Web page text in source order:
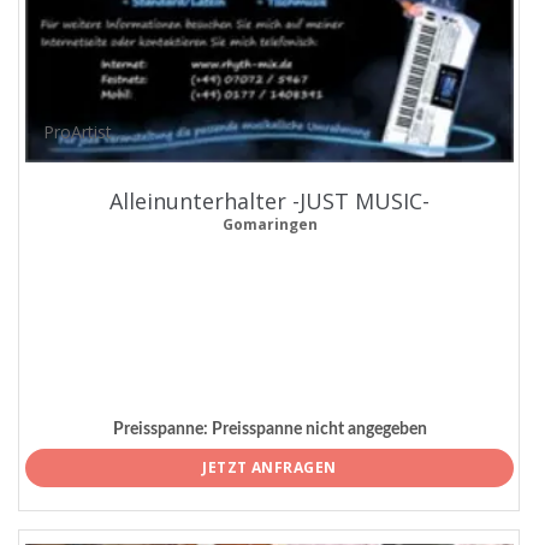
ProArtist
Alleinunterhalter -JUST MUSIC-
Gomaringen
Preisspanne: Preisspanne nicht angegeben
JETZT ANFRAGEN